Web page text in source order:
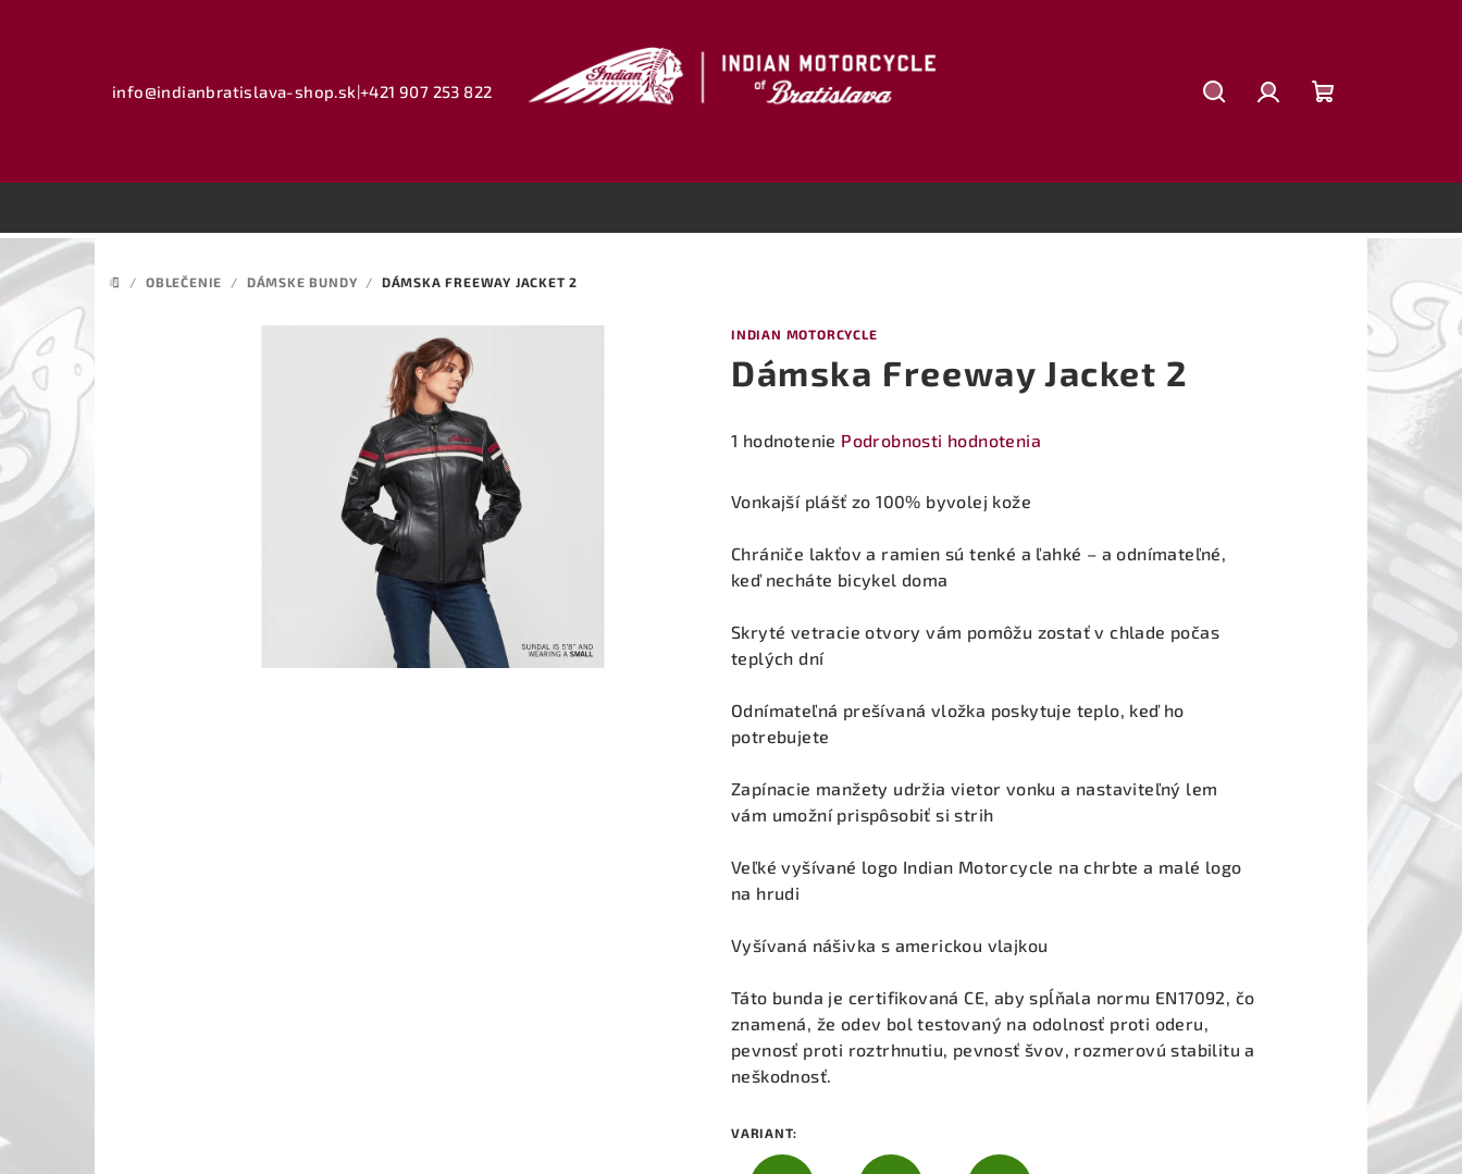
info@indianbratislava-shop.sk|+421 907 253 822
košík
DOMOV
/ OBLEČENIE / DÁMSKE BUNDY / DÁMSKA FREEWAY JACKET 2
INDIAN MOTORCYCLE
Dámska Freeway Jacket 2
Priemerné
produktu
5,0
z
hviezdičiek.
1 hodnotenie Podrobnosti hodnotenia
Vonkajší plášť zo 100% byvolej kože
Chrániče lakťov a ramien sú tenké a ľahké – a odnímateľné,
keď necháte bicykel doma
Skryté vetracie otvory vám pomôžu zostať v chlade počas
teplých dní
Odnímateľná prešívaná vložka poskytuje teplo, keď ho
potrebujete
Zapínacie manžety udržia vietor vonku a nastaviteľný lem
vám umožní prispôsobiť si strih
Veľké vyšívané logo Indian Motorcycle na chrbte a malé logo
na hrudi
Vyšívaná nášivka s americkou vlajkou
Táto bunda je certifikovaná CE, aby spĺňala normu EN17092, čo
znamená, že odev bol testovaný na odolnosť proti oderu,
pevnosť proti roztrhnutiu, pevnosť švov, rozmerovú stabilitu a
neškodnosť.
VARIANT: